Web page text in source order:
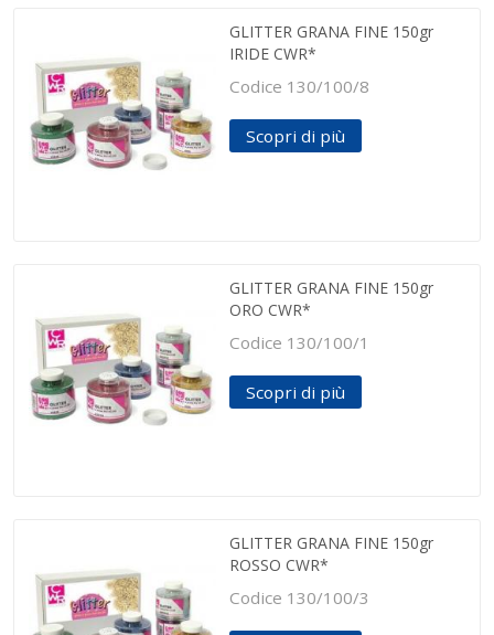
GLITTER GRANA FINE 150gr
IRIDE CWR*
Codice 130/100/8
Scopri di più
GLITTER GRANA FINE 150gr
ORO CWR*
Codice 130/100/1
Scopri di più
GLITTER GRANA FINE 150gr
ROSSO CWR*
Codice 130/100/3